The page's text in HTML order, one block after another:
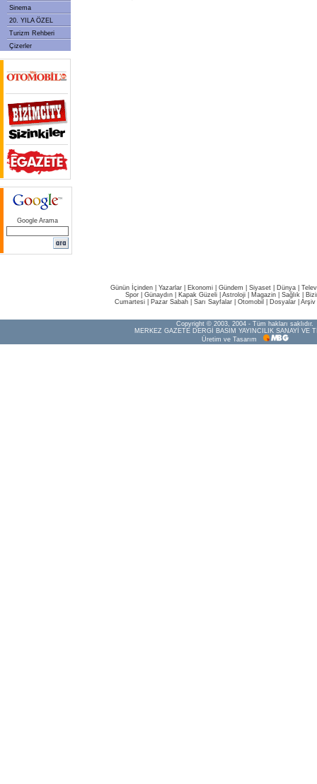
Sinema
20. YILA ÖZEL
Turizm Rehberi
Çizerler
Google Arama
Günün İçinden Yazarlar Ekonomi Gündem Siyaset Dünya |
Spor
Günaydın Kapak Güzeli Astroloji Magazin Sağlık
Cumartesi
Pazar Sabah Sarı Sayfalar Otomobil Dosyalar Arşiv
Copyright © 2003, 2004 - Tüm hakları saklıdır.
MERKEZ GAZETE DERGİ BASIM YAYINCILIK SANAYİ VE
Üretim ve Tasarım